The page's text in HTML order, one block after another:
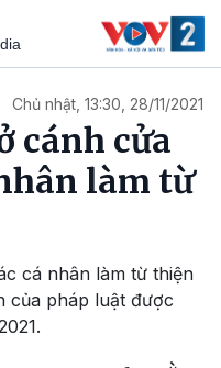
Chủ nhật, 13:30, 28/11/2021
cánh cửa
làm từ
cá nhân làm từ thiện
của pháp luật được